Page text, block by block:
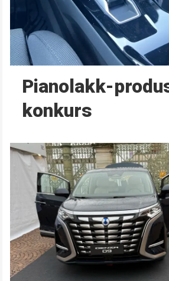
Pianolakk-
konkurs